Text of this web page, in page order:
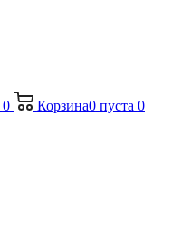
0 Корзина0 пуста 0